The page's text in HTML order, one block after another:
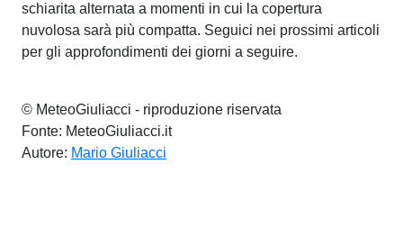
schiarita alternata a momenti in cui la copertura
nuvolosa sarà più compatta. Seguici nei prossimi articoli
per gli approfondimenti dei giorni a seguire.
© MeteoGiuliacci - riproduzione riservata
Fonte: MeteoGiuliacci.it
Autore: Mario Giuliacci